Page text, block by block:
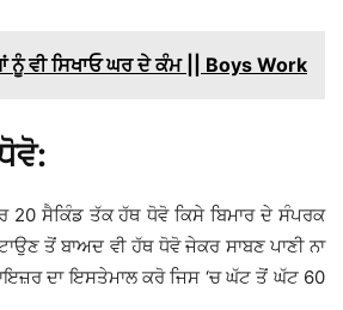
ਨੂੰ ਵੀ ਸਿਖਾਓ ਘਰ ਦੇ ਕੰਮ || Boys Work
20 ਸੈਕਿੰਡ ਤੱਕ ਹੱਥ ਧੋਵੋ ਕਿਸੇ ਬਿਮਾਰ ਦੇ ਸੰਪਰਕ
ਤੋਂ ਬਾਅਦ ਵੀ ਹੱਥ ਧੋਵੋ ਜੇਕਰ ਸਾਬਣ ਪਾਣੀ ਨਾ
ਦਾ ਇਸਤੇਮਾਲ ਕਰੋ ਜਿਸ ‘ਚ ਘੱਟ ਤੋਂ ਘੱਟ 60